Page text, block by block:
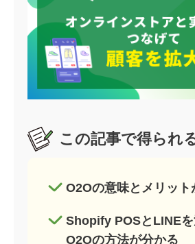
この記事で得られ
O2Oの意味とメリット
Shopify POSとLINE
O2Oの方法が分かる